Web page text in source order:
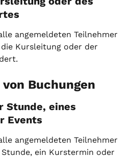
angemeldeten Teilnehmer
Kursleitung oder der
Buchungen
Stunde, eines
Events
angemeldeten Teilnehmer
ein Kurstermin oder